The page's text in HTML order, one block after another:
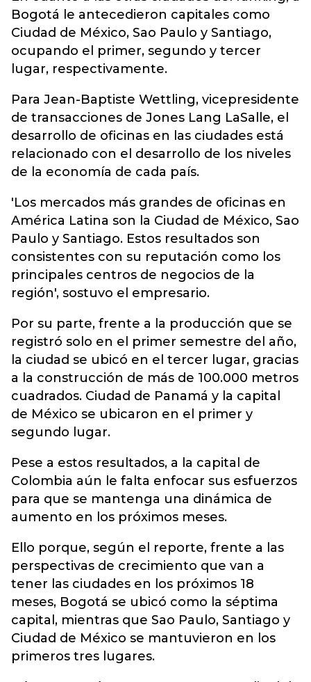
Bogotá le antecedieron capitales como
Ciudad de México, Sao Paulo y Santiago,
ocupando el primer, segundo y tercer
lugar, respectivamente.
Para Jean-Baptiste Wettling, vicepresidente
de transacciones de Jones Lang LaSalle, el
desarrollo de oficinas en las ciudades está
relacionado con el desarrollo de los niveles
de la economía de cada país.
'Los mercados más grandes de oficinas en
América Latina son la Ciudad de México, Sao
Paulo y Santiago. Estos resultados son
consistentes con su reputación como los
principales centros de negocios de la
región', sostuvo el empresario.
Por su parte, frente a la producción que se
registró solo en el primer semestre del año,
la ciudad se ubicó en el tercer lugar, gracias
a la construcción de más de 100.000 metros
cuadrados. Ciudad de Panamá y la capital
de México se ubicaron en el primer y
segundo lugar.
Pese a estos resultados, a la capital de
Colombia aún le falta enfocar sus esfuerzos
para que se mantenga una dinámica de
aumento en los próximos meses.
Ello porque, según el reporte, frente a las
perspectivas de crecimiento que van a
tener las ciudades en los próximos 18
meses, Bogotá se ubicó como la séptima
capital, mientras que Sao Paulo, Santiago y
Ciudad de México se mantuvieron en los
primeros tres lugares.